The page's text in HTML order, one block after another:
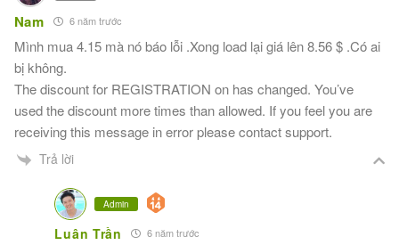
Nam 6 năm trước
Mình mua 4.15 mà nó báo lỗi .Xong load lại giá lên 8.56 $ .Có ai
bị không.
The discount for REGISTRATION on has changed. You’ve
used the discount more times than allowed. If you feel you are
receiving this message in error please contact support.
Trả lời
Admin
Luân Trần 6 năm trước